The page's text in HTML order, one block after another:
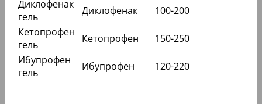
Диклофенак
гель
Диклофенак
100-200
Кетопрофен
гель
Кетопрофен
150-250
Ибупрофен
гель
Ибупрофен 120-220